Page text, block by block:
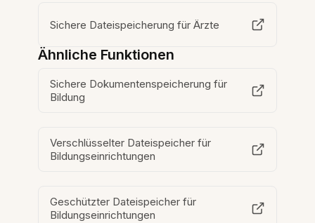
Sichere Dateispeicherung für Ärzte
Ähnliche Funktionen
Sichere Dokumentenspeicherung für
Bildung
Verschlüsselter Dateispeicher für
Bildungseinrichtungen
Geschützter Dateispeicher für
Bildungseinrichtungen